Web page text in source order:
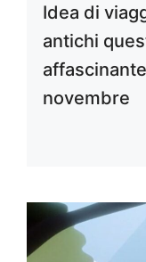
Idea di
antichi
novembre